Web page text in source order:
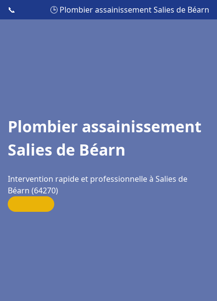
📞 🕒 Plombier assainissement Salies de Béarn
Plombier assainissement
Salies de Béarn
Intervention rapide et professionnelle à Salies de
Béarn (64270)